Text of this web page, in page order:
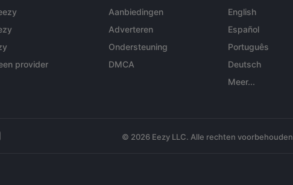
provider
Aanbiedingen
Adverteren
Ondersteuning
DMCA
English
Español
Português
Deutsch
Meer...
© 2026 Eezy LLC. Alle rechten voorbehouden